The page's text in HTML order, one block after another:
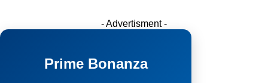
- Advertisment -
Prime Bonanza